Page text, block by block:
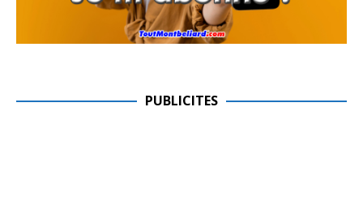
PUBLICITES